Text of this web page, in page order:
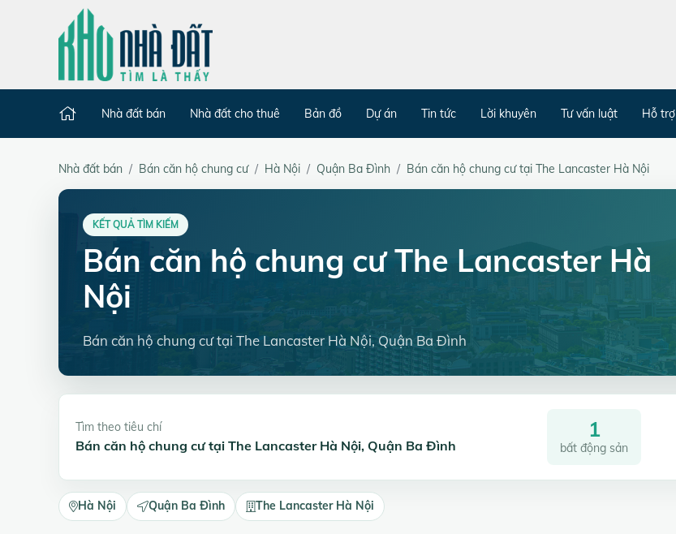
Nhà đất bán Nhà đất cho thuê Bản đồ Dự án Tin tức Lời khuyên Tư vấn luật Hỗ trợ
Nhà đất bán Bán căn hộ chung cư Hà Nội Quận Ba Đình Bán căn hộ chung cư tại The Lancaster Hà Nội
KẾT QUẢ TÌM KIẾM
Bán căn hộ chung cư The Lancaster Hà
Nội
Bán căn hộ chung cư tại The Lancaster Hà Nội, Quận Ba Đình
Tìm theo tiêu chí
Bán căn hộ chung cư tại The Lancaster Hà Nội, Quận Ba Đình
1
bất động sản
Hà Nội Quận Ba Đình The Lancaster Hà Nội